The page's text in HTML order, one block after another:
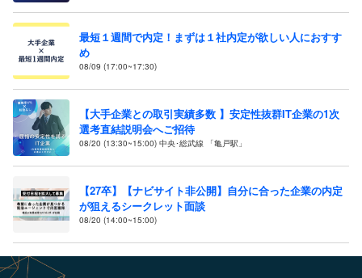
最短１週間で内定！まずは１社内定が欲しい人におすす
め
08/09 (17:00~17:30)
【大手企業との取引実績多数 】安定性抜群IT企業の1次
選考直結説明会へご招待
08/20 (13:30~15:00) 中央･総武線 「亀戸駅」
【27卒】【ナビサイト非公開】自分に合った企業の内定
が狙えるシークレット面談
08/20 (14:00~15:00)